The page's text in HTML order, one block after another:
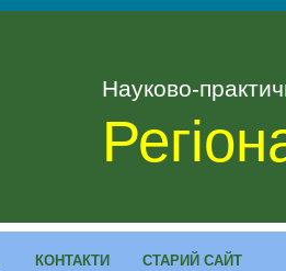
Науково-
КОНТАКТИ СТАРИЙ САЙТ